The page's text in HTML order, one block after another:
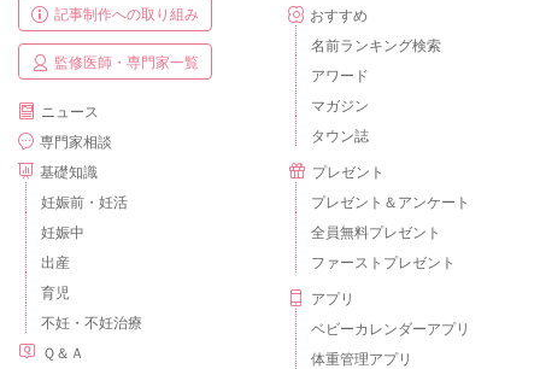
記事制作への取り組み
監修医師・専門家一覧
ニュース
専門家相談
基礎知識
妊娠前・妊活
妊娠中
出産
育児
不妊・不妊治療
Ｑ＆Ａ
おすすめ
名前ランキング検索
アワード
マガジン
タウン誌
プレゼント
プレゼント＆アンケート
全員無料プレゼント
ファーストプレゼント
アプリ
ベビーカレンダーアプリ
体重管理アプリ